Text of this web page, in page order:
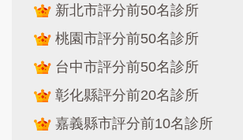
新北市評分前50名診所
桃園市評分前50名診所
台中市評分前50名診所
彰化縣評分前20名診所
嘉義縣市評分前10名診所